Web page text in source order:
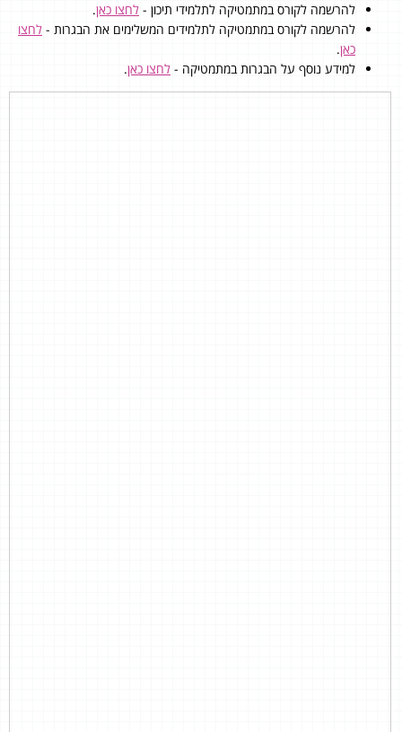
להרשמה לקורס במתמטיקה לתלמידי תיכון - לחצו כאן.
להרשמה לקורס במתמטיקה לתלמידים המשלימים את הבגרות - לחצו
כאן.
למידע נוסף על הבגרות במתמטיקה - לחצו כאן.